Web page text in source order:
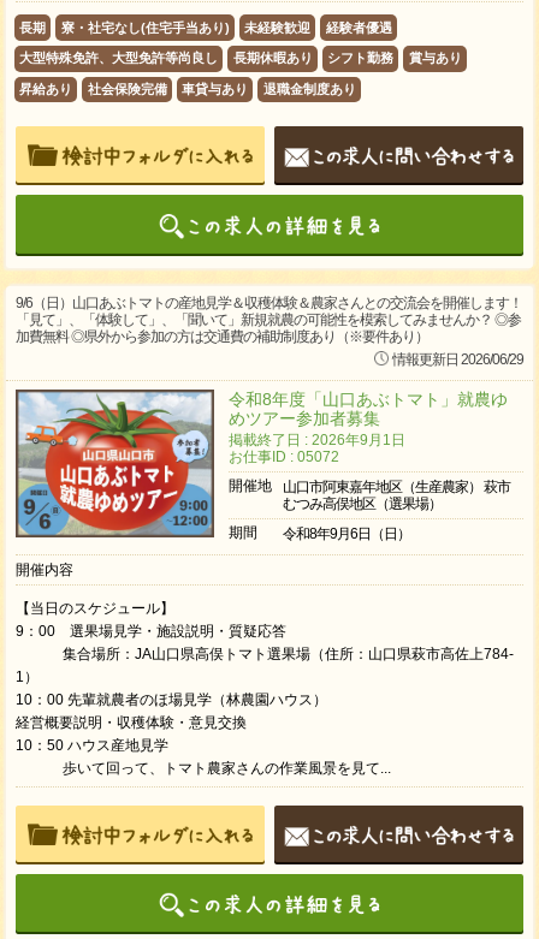
長期 寮・社宅なし(住宅手当あり) 未経験歓迎 経験者優遇
大型特殊免許、大型免許等尚良し 長期休暇あり シフト勤務 賞与あり
昇給あり 社会保険完備 車貸与あり 退職金制度あり
9/6（日）山口あぶトマトの産地見学＆収穫体験＆農家さんとの交流会を開催します！
「見て」、「体験して」、「聞いて」新規就農の可能性を模索してみませんか？ ◎参
加費無料 ◎県外から参加の方は交通費の補助制度あり（※要件あり）
情報更新日 2026/06/29
令和8年度「山口あぶトマト」就農ゆ
めツアー参加者募集
掲載終了日 : 2026年9月1日
お仕事ID : 05072
開催地
山口市阿東嘉年地区（生産農家） 萩市
むつみ高俣地区（選果場）
期間
令和8年9月6日（日）
開催内容
【当日のスケジュール】
9：00 選果場見学・施設説明・質疑応答
集合場所：JA山口県高俣トマト選果場（住所：山口県萩市高佐上784-
1）
10：00 先輩就農者のほ場見学（林農園ハウス）
経営概要説明・収穫体験・意見交換
10：50 ハウス産地見学
歩いて回って、トマト農家さんの作業風景を見て...